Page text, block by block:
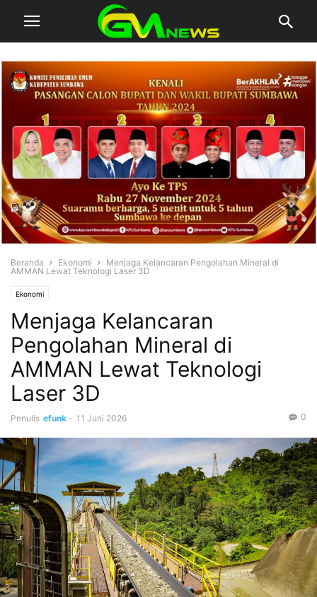
Beranda Ekonomi
Menjaga Kelancaran Pengolahan Mineral di
AMMAN Lewat Teknologi Laser 3D
Ekonomi
Menjaga Kelancaran
Pengolahan Mineral di
AMMAN Lewat Teknologi
Laser 3D
Penulis efunk - 11 Juni 2026 0